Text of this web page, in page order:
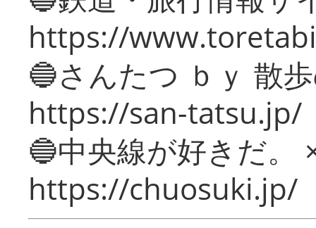
https://
🔵さんたつ ｂｙ 散
https://san-tatsu.jp/
🔵中央線が好きだ。
https://chuosuki.jp/